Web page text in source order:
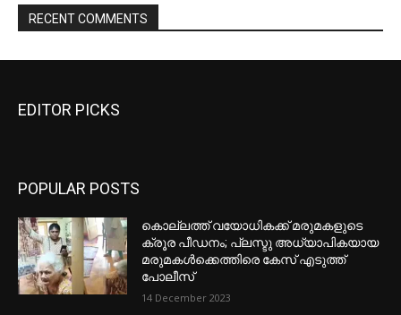
EDITOR PICKS
POPULAR POSTS
കൊല്ലത്ത് വയോധികക്ക് മരുമകളുടെ
ക്രൂര പീഡനം; പ്ലസ്ടു അധ്യാപികയായ
മരുമകൾക്കെത്തിരെ കേസ് എടുത്ത്
പോലീസ്
14 December 2023